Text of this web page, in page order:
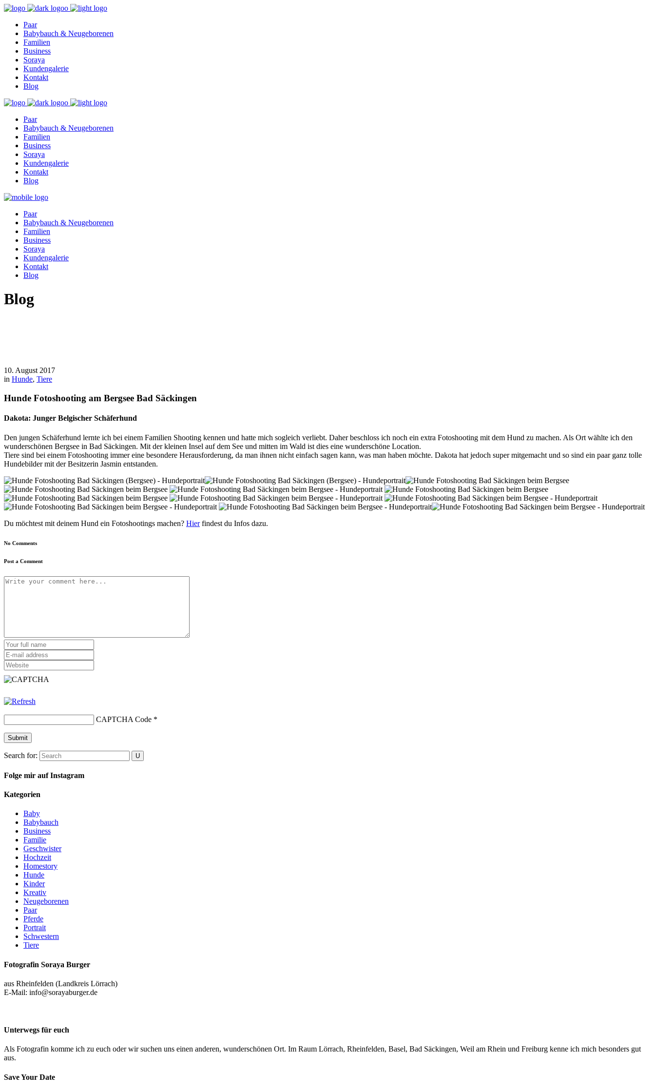
Paar
Babybauch & Neugeborenen
Familien
Business
Soraya
Kundengalerie
Kontakt
Blog
Paar
Babybauch & Neugeborenen
Familien
Business
Soraya
Kundengalerie
Kontakt
Blog
Paar
Babybauch & Neugeborenen
Familien
Business
Soraya
Kundengalerie
Kontakt
Blog
Blog
10. August 2017
in Hunde, Tiere
Hunde Fotoshooting am Bergsee Bad Säckingen
Dakota: Junger Belgischer Schäferhund
Den jungen Schäferhund lernte ich bei einem Familien Shooting kennen und hatte mich sogleich verliebt. Daher beschloss ich noch ein extra Fotoshooting mit dem Hund zu machen. Als Ort wählte ich den
wunderschönen Bergsee in Bad Säckingen. Mit der kleinen Insel auf dem See und mitten im Wald ist dies eine wunderschöne Location.
Tiere sind bei einem Fotoshooting immer eine besondere Herausforderung, da man ihnen nicht einfach sagen kann, was man haben möchte. Dakota hat jedoch super mitgemacht und so sind ein paar ganz tolle
Hundebilder mit der Besitzerin Jasmin entstanden.
Du möchtest mit deinem Hund ein Fotoshootings machen? Hierfindest du Infos dazu.
No Comments
Post a Comment
CAPTCHA Code *
Submit
Search for:
Folge mir auf Instagram
Kategorien
Baby
Babybauch
Business
Familie
Geschwister
Hochzeit
Homestory
Hunde
Kinder
Kreativ
Neugeborenen
Paar
Pferde
Portrait
Schwestern
Tiere
Fotografin Soraya Burger
aus Rheinfelden (Landkreis Lörrach)
E-Mail: info@sorayaburger.de
Unterwegs für euch
Als Fotografin komme ich zu euch oder wir suchen uns einen anderen, wunderschönen Ort. Im Raum Lörrach, Rheinfelden, Basel, Bad Säckingen, Weil am Rhein und Freiburg kenne ich mich besonders gut
aus.
Save Your Date
Find out more.